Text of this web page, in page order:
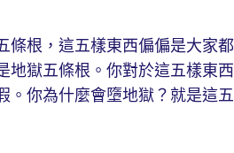
根，這五樣東西偏偏是大家
地獄五條根。你對於這五樣東
。你為什麼會墮地獄？就是這